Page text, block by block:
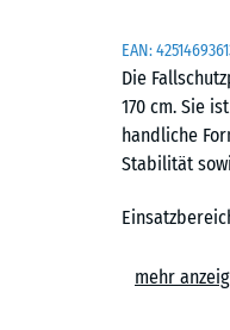
EAN:
Die
170 cm. Sie
handliche
Stabilität
Die 4,8 cm
mehr